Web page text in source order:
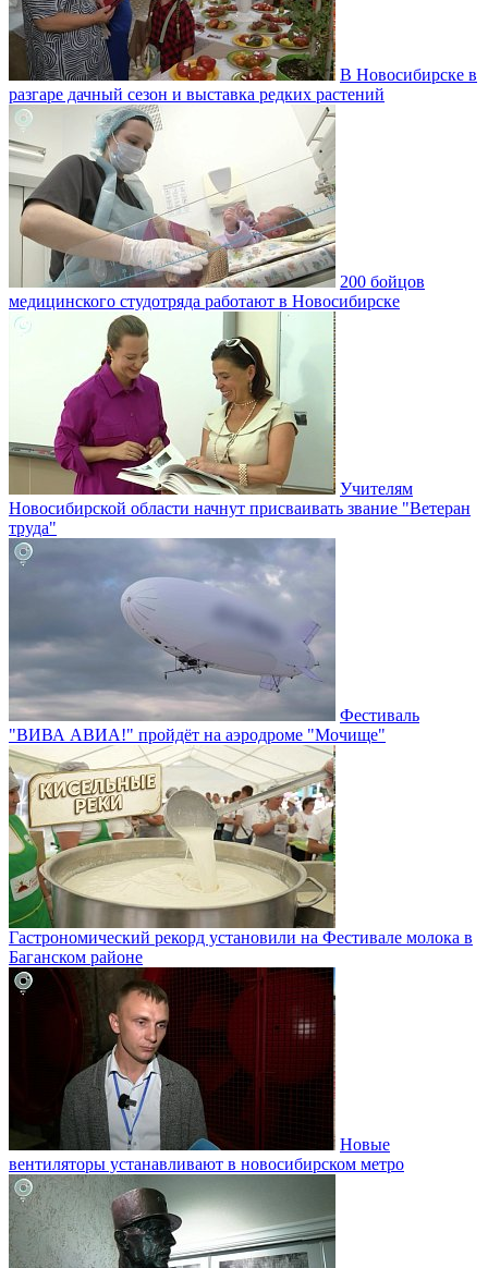
В Новосибирске в
разгаре дачный сезон и выставка редких растений
200 бойцов
медицинского студотряда работают в Новосибирске
Учителям
Новосибирской области начнут присваивать звание "Ветеран
труда"
Фестиваль
"ВИВА АВИА!" пройдёт на аэродроме "Мочище"
Гастрономический рекорд установили на Фестивале молока в
Баганском районе
Новые
вентиляторы устанавливают в новосибирском метро